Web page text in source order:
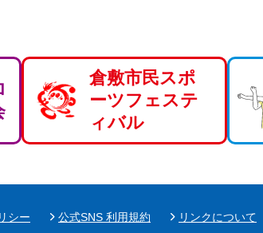
倉敷市民スポ
ーツフェステ
ィバル
シー 公式SNS 利用規約 リンクについて